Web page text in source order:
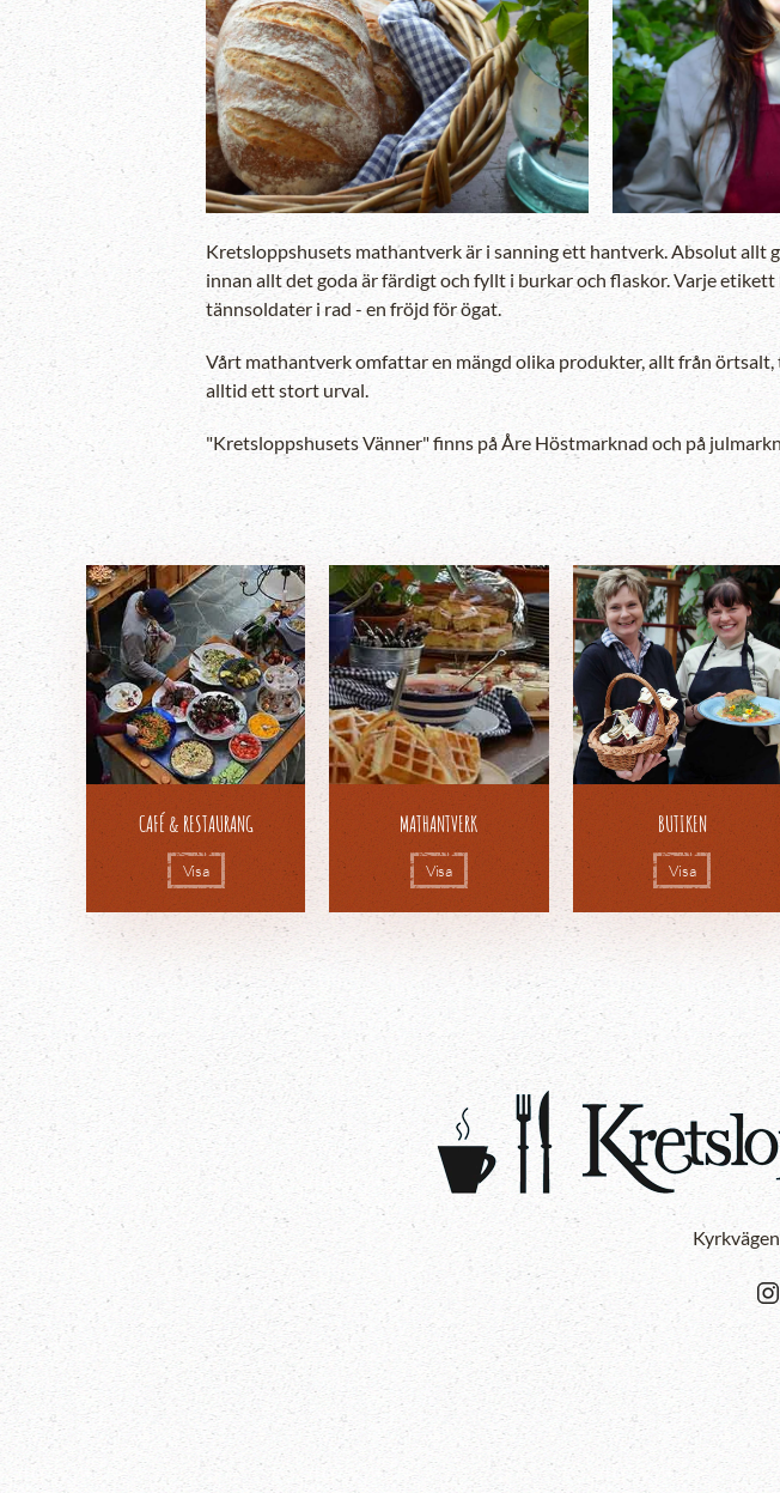
Zooma in
Kretsloppshusets mathantverk är i sanning ett hantverk. Absolut allt
innan allt det goda är färdigt och fyllt i burkar och flaskor. Varje
tännsoldater i rad - en fröjd för ögat.
Vårt mathantverk omfattar en mängd olika produkter, allt från örtsalt,
alltid ett stort urval.
"Kretsloppshusets Vänner" finns på Åre Höstmarknad och på
CAFÉ & RESTAURANG
Visa
MATHANTVERK
Visa
BUTIKEN
Visa